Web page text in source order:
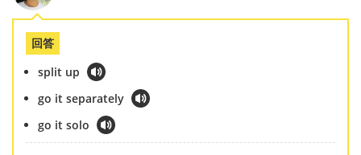
回答
split up
go it separately
go it solo